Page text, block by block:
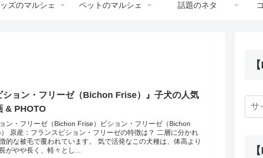
ズのマルシェ ペットのマルシェ 話題のネタ
ション・フリーゼ（Bichon Frise）』子犬の人気
& PHOTO
ン・フリーゼ（Bichon Frise）ビション・フリーゼ（Bichon
原産：フランスビション・フリーゼの特徴は？ 二層に分かれ
的な被毛で覆われています。 気で活発なこの犬種は、体高より
がやや長く、軽々とし...